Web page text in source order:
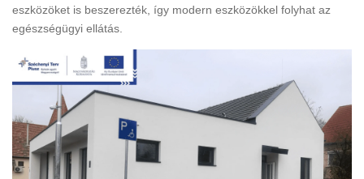
eszközöket is beszerezték, így modern eszközökkel folyhat az
egészségügyi ellátás.